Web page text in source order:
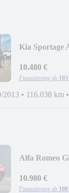
Kia Sportage
10.480 €
Finanzierung ab
2013 • 116.038 km •
Alfa Romeo
10.980 €
Finanzierung ab